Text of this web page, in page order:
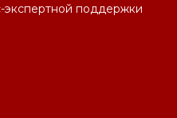
экспертной поддержки